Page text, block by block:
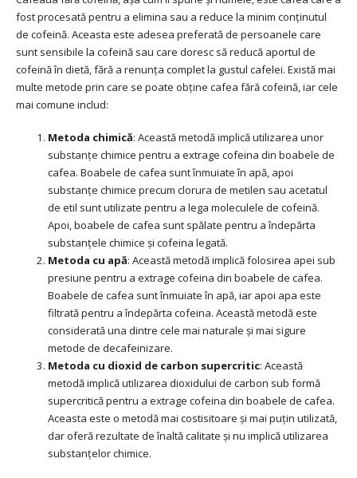
fost procesată pentru a elimina sau a reduce la minim conținutul
de cofeină. Aceasta este adesea preferată de persoanele care
sunt sensibile la cofeină sau care doresc să reducă aportul de
cofeină în dietă, fără a renunța complet la gustul cafelei. Există mai
multe metode prin care se poate obține cafea fără cofeină, iar cele
mai comune includ:
Metoda chimică: Această metodă implică utilizarea unor
substanțe chimice pentru a extrage cofeina din boabele de
cafea. Boabele de cafea sunt înmuiate în apă, apoi
substanțe chimice precum clorura de metilen sau acetatul
de etil sunt utilizate pentru a lega moleculele de cofeină.
Apoi, boabele de cafea sunt spălate pentru a îndepărta
substanțele chimice și cofeina legată.
Metoda cu apă: Această metodă implică folosirea apei sub
presiune pentru a extrage cofeina din boabele de cafea.
Boabele de cafea sunt înmuiate în apă, iar apoi apa este
filtrată pentru a îndepărta cofeina. Această metodă este
considerată una dintre cele mai naturale și mai sigure
metode de decafeinizare.
Metoda cu dioxid de carbon supercritic: Această
metodă implică utilizarea dioxidului de carbon sub formă
supercritică pentru a extrage cofeina din boabele de cafea.
Aceasta este o metodă mai costisitoare și mai puțin utilizată,
dar oferă rezultate de înaltă calitate și nu implică utilizarea
substanțelor chimice.